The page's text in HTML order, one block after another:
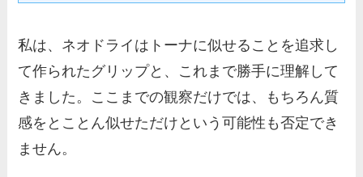
私は、ネオドライはトーナに似せることを追求し
て作られたグリップと、これまで勝手に理解して
きました。ここまでの観察だけでは、もちろん質
感をとことん似せただけという可能性も否定でき
ません。